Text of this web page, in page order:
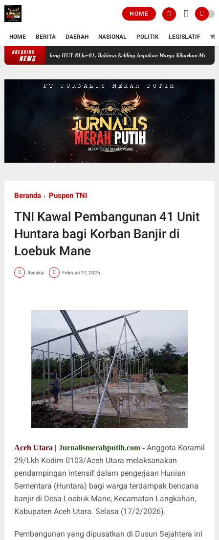
HOME
HOME BERITA DAERAH NASIONAL POLITIK LEGISLATIF
BREAKING
NEWS
Jelang HUT RI ke-81, Babinsa Keliling Ingatkan Warga Kibarkan Merah Putih
Beranda Puspen TNI
TNI Kawal Pembangunan 41 Unit
Huntara bagi Korban Banjir di
Loebuk Mane
Redaksi Februari 17, 2026
Aceh Utara | Jurnalismerahputih.com - Anggota Koramil
29/Lkh Kodim 0103/Aceh Utara melaksanakan
pendampingan intensif dalam pengerjaan Hunian
Sementara (Huntara) bagi warga terdampak bencana
banjir di Desa Loebuk Mane, Kecamatan Langkahan,
Kabupaten Aceh Utara. Selasa (17/2/2026).
Pembangunan yang dipusatkan di Dusun Sejahtera ini